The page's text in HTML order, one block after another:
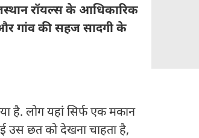
रॉयल्स के आधिकारिक
गांव की सहज सादगी के
है. लोग यहां सिर्फ एक मकान
उस छत को देखना चाहता है,